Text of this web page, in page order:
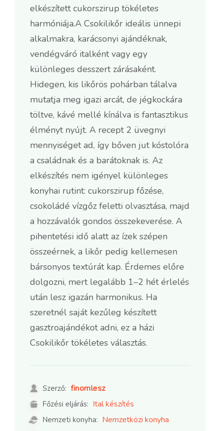
elkészített cukorszirup tökéletes
harmóniája.A Csokilikőr ideális ünnepi
alkalmakra, karácsonyi ajándéknak,
vendégváró italként vagy egy
különleges desszert zárásaként.
Hidegen, kis likőrös pohárban tálalva
mutatja meg igazi arcát, de jégkockára
töltve, kávé mellé kínálva is fantasztikus
élményt nyújt. A recept 2 üvegnyi
mennyiséget ad, így bőven jut kóstolóra
a családnak és a barátoknak is. Az
elkészítés nem igényel különleges
konyhai rutint: cukorszirup főzése,
csokoládé vízgőz feletti olvasztása, majd
a hozzávalók gondos összekeverése. A
pihentetési idő alatt az ízek szépen
összeérnek, a likőr pedig kellemesen
bársonyos textúrát kap. Érdemes előre
dolgozni, mert legalább 1–2 hét érlelés
után lesz igazán harmonikus. Ha
szeretnél saját kezűleg készített
gasztroajándékot adni, ez a házi
Csokilikőr tökéletes választás.
Szerző: finomlesz
Főzési eljárás: Ital készítés
Nemzeti konyha: Nemzetközi konyha